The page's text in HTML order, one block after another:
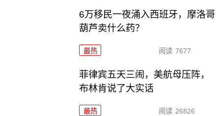
6万移民一夜涌入西班牙，摩洛哥
葫芦卖什么药？
最热 阅读 7677
菲律宾五天三闹，美航母压阵，
布林肯说了大实话
最热 阅读 26826